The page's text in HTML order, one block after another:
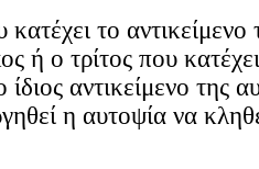
το αντικείμενο
ή ο τρίτος που
αντικείμενο της
η αυτοψία να